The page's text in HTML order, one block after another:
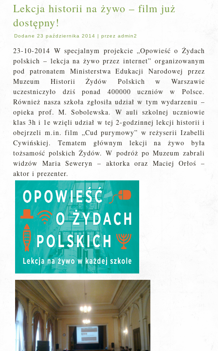
Lekcja historii na żywo – film już
dostępny!
Dodane 23 października 2014 |przez admin2
23-10-2014 W specjalnym projekcie „Opowieść o Żydach
polskich – lekcja na żywo przez internet” organizowanym
pod patronatem Ministerstwa Edukacji Narodowej przez
Muzeum Historii Żydów Polskich w Warszawie
uczestniczyło dziś ponad 400000 uczniów w Polsce.
Również nasza szkoła zgłosiła udział w tym wydarzeniu –
opieka prof. M. Sobolewska. W auli szkolnej uczniowie
klas 3h i 1e wzięli udział w tej 2-godzinnej lekcji historii i
obejrzeli m.in. film „Cud purymowy” w reżyserii Izabelli
Cywińskiej. Tematem głównym lekcji na żywo była
tożsamość polskich Żydów. W podróż po Muzeum zabrali
widzów Maria Seweryn – aktorka oraz Maciej Orłoś –
aktor i prezenter.